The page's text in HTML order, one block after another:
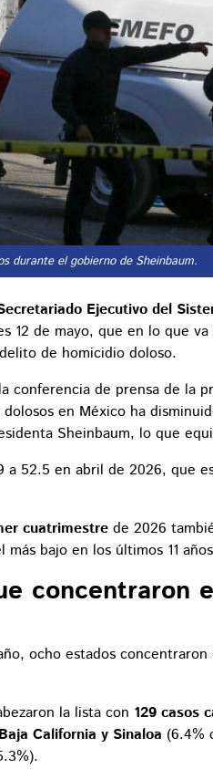
durante el gobierno de Sheinbaum.
Ejecutivo del
12 de mayo, que en lo que
de homicidio doloso.
conferencia de prensa de la
en México ha
Sheinbaum, lo que
52.5 en abril de 2026, que
cuatrimestre de 2026
bajo en los últimos 11
concentraron
ocho estados
la lista con 129 casos
Baja California y Sinaloa (6.4%